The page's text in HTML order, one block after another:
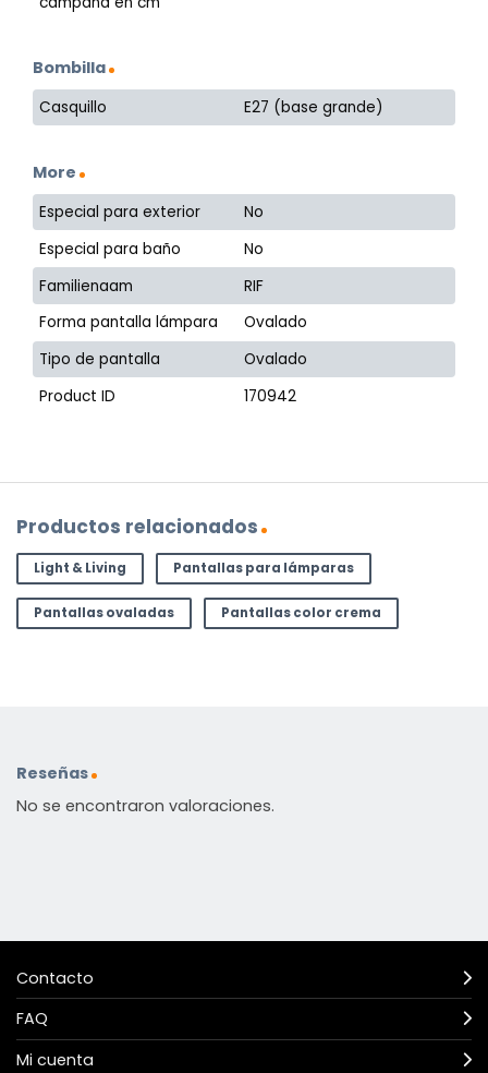
Bombilla
Casquillo E27 (base grande)
More
Especial para exterior
No
Especial para baño
No
Familienaam
RIF
Forma pantalla lámpara
Ovalado
Tipo de pantalla
Ovalado
Product ID
170942
Productos relacionados
Light & Living Pantallas para lámparas
Pantallas ovaladas Pantallas color crema
Reseñas
No se encontraron valoraciones.
Contacto
FAQ
Mi cuenta